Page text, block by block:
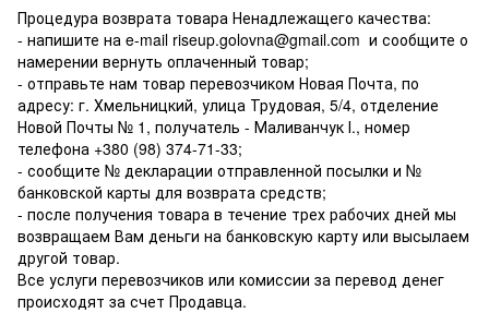
Процедура возврата товара Ненадлежащего качества:
- напишите на e-mail riseup.golovna@gmail.com и сообщите о
намерении вернуть оплаченный товар;
- отправьте нам товар перевозчиком Новая Почта, по
адресу: г. Хмельницкий, улица Трудовая, 5/4, отделение
Новой Почты № 1, получатель - Маливанчук І., номер
телефона +380 (98) 374-71-33;
- сообщите № декларации отправленной посылки и №
банковской карты для возврата средств;
- после получения товара в течение трех рабочих дней мы
возвращаем Вам деньги на банковскую карту или высылаем
другой товар.
Все услуги перевозчиков или комиссии за перевод денег
происходят за счет Продавца.